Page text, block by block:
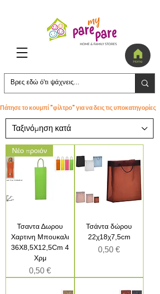
Home
Πάτησε το κουμπί "φίλτρο" για να δεις τις υποκατηγορίες
Νέο προιόν
Τσαντα Δωρου
Xαρτινη Μπουκαλι
36X8,5X12,5Cm 4
Xρμ
Τιμή
0,50 €
Τσάντα δώρου
22χ18χ7,5cm
Τιμή
0,50 €